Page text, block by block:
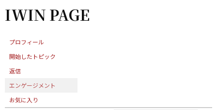
プ
ム
IWIN PAGE
プロフィール
開始したトピック
返信
エンゲージメント
お気に入り